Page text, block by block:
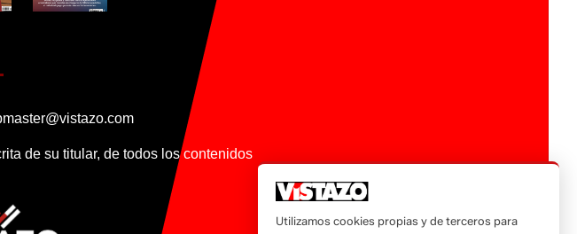
de su titular, de todos los contenidos
Utilizamos cookies propias y de terceros para